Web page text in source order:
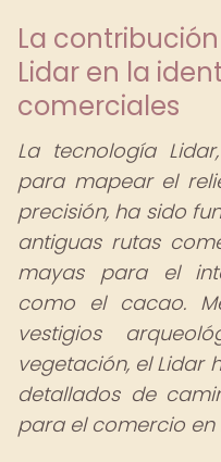
La
Lidar en la
comerciales
La tecnología
para mapear el
precisión, ha sido
antiguas rutas
mayas para el
como el cacao.
vestigios
vegetación, el Lidar
detallados de
para el comercio en